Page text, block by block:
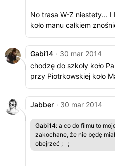
No trasa W-Z niestety...
koło manu całkiem
Gabi14 · 30 mar 2014
chodzę do szkoły koło
przy Piotrkowskiej koło
Jabber · 30 mar 2014
Gabi14: a co do filmu to
zakochane, że nie będę
obejrzeć ;__;